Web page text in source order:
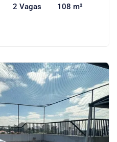
2 Vagas 108 m²